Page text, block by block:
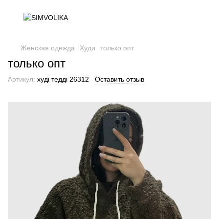
Женская одежда Худи только опт
только опт
Артикул: худі тедді 26312 Оставить отзыв